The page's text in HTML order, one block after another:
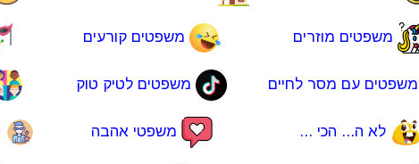
משפטים מוזרים משפטים קורעים
משפטים עם מסר לחיים משפטים לטיק טוק
לא ה... הכי ... משפטי אהבה